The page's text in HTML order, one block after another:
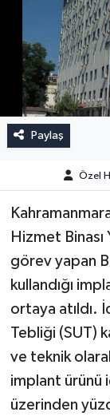
Paylaş
Özel
Hizmet
görev yapan
kullandığı
ortaya atıldı.
Tebliği (SUT)
ve teknik
implant ürünü
üzerinden